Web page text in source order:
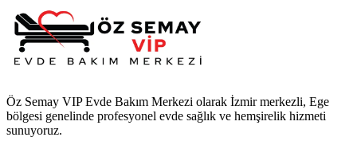
Öz Semay VIP Evde Bakım Merkezi olarak İzmir merkezli, Ege
bölgesi genelinde profesyonel evde sağlık ve hemşirelik hizmeti
sunuyoruz.